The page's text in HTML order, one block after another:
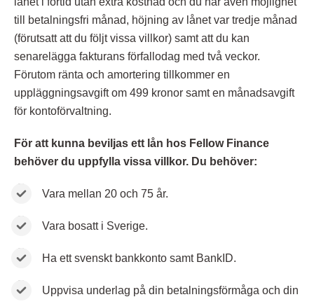
till betalningsfri månad, höjning av lånet var tredje månad
(förutsatt att du följt vissa villkor) samt att du kan
senarelägga fakturans förfallodag med två veckor.
Förutom ränta och amortering tillkommer en
uppläggningsavgift om 499 kronor samt en månadsavgift
för kontoförvaltning.
För att kunna beviljas ett lån hos Fellow Finance
behöver du uppfylla vissa villkor. Du behöver:
Vara mellan 20 och 75 år.
Vara bosatt i Sverige.
Ha ett svenskt bankkonto samt BankID.
Uppvisa underlag på din betalningsförmåga och din